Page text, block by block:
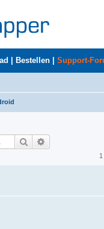
Bestellen Support-
Suche